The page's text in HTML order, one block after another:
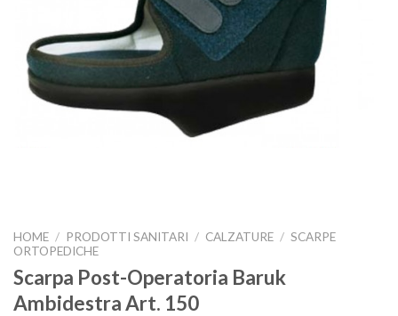
HOME / PRODOTTI SANITARI / CALZATURE / SCARPE
ORTOPEDICHE
Scarpa Post-Operatoria Baruk
Ambidestra Art. 150